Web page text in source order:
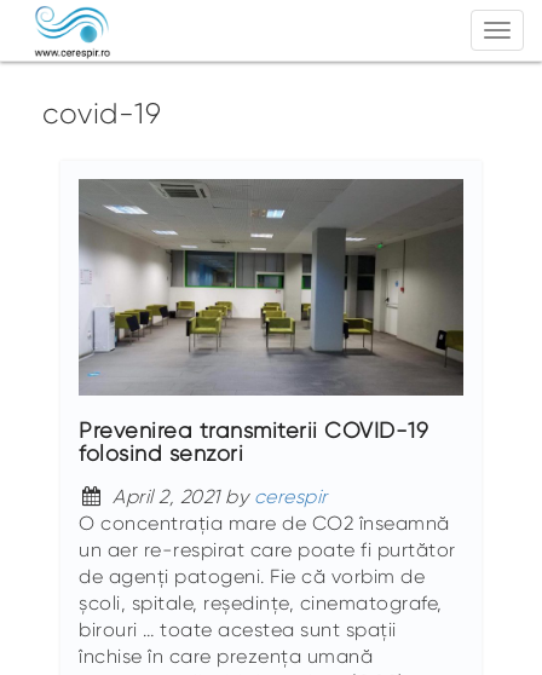
covid-19
Prevenirea transmiterii COVID-19
folosind senzori
April 2, 2021 by cerespir
O concentrația mare de CO2 înseamnă
un aer re-respirat care poate fi purtător
de agenți patogeni. Fie că vorbim de
școli, spitale, reședințe, cinematografe,
birouri … toate acestea sunt spații
închise în care prezența umană